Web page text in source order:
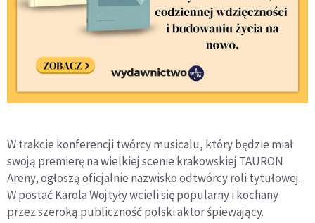
W trakcie konferencji twórcy musicalu, który będzie miał
swoją premierę na wielkiej scenie krakowskiej TAURON
Areny, ogłoszą oficjalnie nazwisko odtwórcy roli tytułowej.
W postać Karola Wojtyły wcieli się popularny i kochany
przez szeroką publiczność polski aktor śpiewający.